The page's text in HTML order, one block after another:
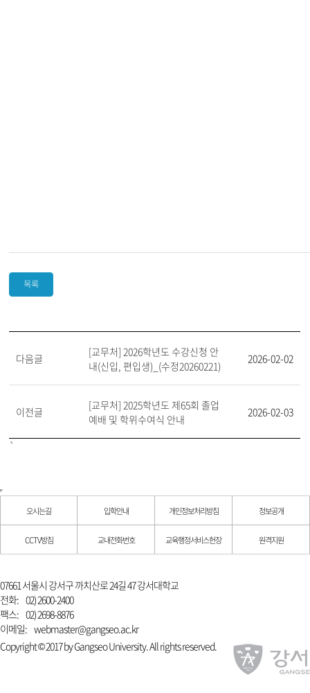
목록
다음글
[교무처] 2026학년도 수강신청 안
내(신입, 편입생)_(수정20260221)
2026-02-02
이전글
[교무처] 2025학년도 제65회 졸업
예배 및 학위수여식 안내
2026-02-03
`
오시는길 입학안내 개인정보처리방침 정보공개
CCTV방침 교내전화번호 교육행정서비스헌장 원격지원
07661 서울시 강서구 까치산로 24길 47 강서대학교
전화: 02) 2600-2400
팩스: 02) 2698-8876
이메일: webmaster@gangseo.ac.kr
Copyright © 2017 by Gangseo University. All rights reserved.